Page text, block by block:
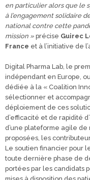
en particulier alors que le
à l’engagement solidaire
national contre cette
mission » précise Guirec
France et à l’initiative de
Digital Pharma Lab, le
indépendant en Europe,
dédiée à la « Coalition
sélectionner et
déploiement de ces
d’efficacité et de rapidité
d’une plateforme agile
proposées, les
Le soutien financier pour
toute dernière phase de
portées par les candidats